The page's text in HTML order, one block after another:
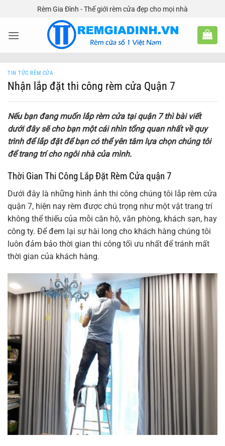
nội
Rèm Gia Đình - Thế giới rèm cửa đẹp cho mọi nhà
TIN TỨC RÈM CỬA
Nhận lắp đặt thi công rèm cửa Quận 7
Nếu bạn đang muốn lắp rèm cửa tại quận 7 thì bài viết
dưới đây sẽ cho bạn một cái nhìn tổng quan nhất về quy
trình để lắp đặt để bạn có thể yên tâm lựa chọn chúng tôi
để trang trí cho ngôi nhà của mình.
Thời Gian Thi Công Lắp Đặt Rèm Cửa quận 7
Dưới đây là những hình ảnh thi công chúng tôi lắp rèm cửa
quận 7, hiện nay rèm được chú trọng như một vật trang trí
không thể thiếu của mỗi căn hộ, văn phòng, khách sạn, hay
công ty. Để đem lại sự hài long cho khách hàng chúng tôi
luôn đảm bảo thời gian thi công tối ưu nhất để tránh mất
thời gian của khách hàng.